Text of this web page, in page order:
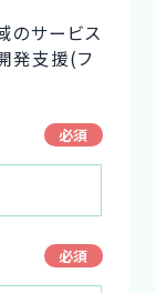
のサービス
発支援(フ